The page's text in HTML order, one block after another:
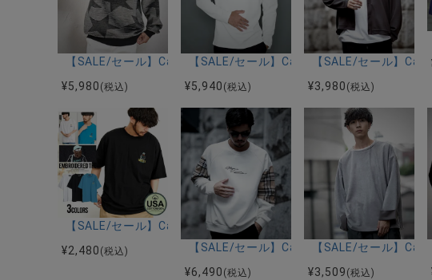
【SALE/セール】CavariA(キャバリア)クルーネック タックスターニ
¥5,980 (税込)
【SALE/セール】CavariA(キャバリア)キル
¥5,940 (税込)
【SALE/セール】
¥3,980 (税込)
【SALE/セール】CavariA(キャバリア)ヒゲサガラ刺繍半袖Tシャツ/
¥2,480 (税込)
【SALE/セール】CavariA(キャバリア)スエ
¥6,490 (税込)
【SALE/セール】
¥3,509 (税込)